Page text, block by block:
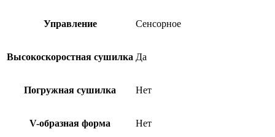
Управление Сенсорное
Высокоскоростная сушилка Да
Погружная сушилка Нет
V-образная форма Нет